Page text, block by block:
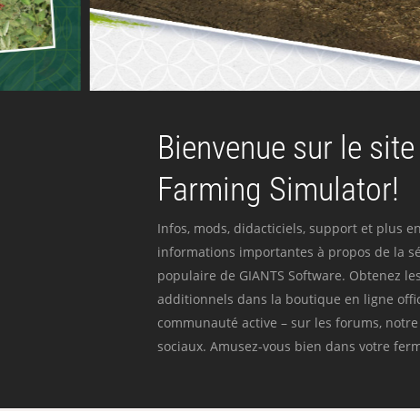
Bienvenue sur le
Farming Simulator!
Infos, mods, didacticiels, support et plus
informations importantes à propos de la
populaire de GIANTS Software. Obtenez
additionnels dans la boutique en ligne
communauté active – sur les forums,
sociaux. Amusez-vous bien dans votre